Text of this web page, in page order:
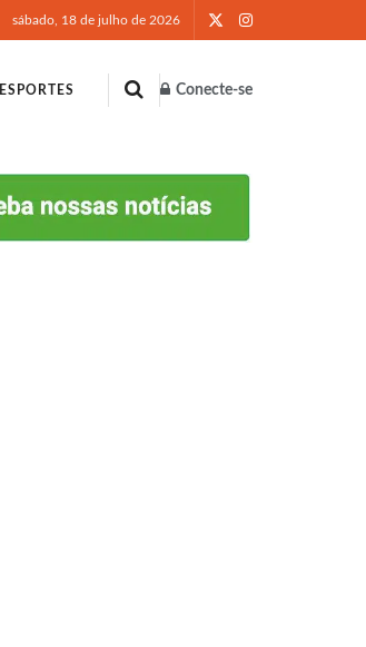
sábado, 18 de julho de 2026
ESPORTES Conecte-se